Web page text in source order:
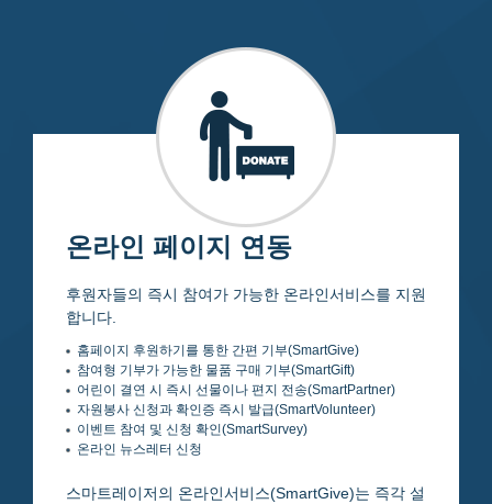
온라인 페이지 연동
후원자들의 즉시 참여가 가능한 온라인서비스를 지원
합니다.
홈페이지 후원하기를 통한 간편 기부(SmartGive)
참여형 기부가 가능한 물품 구매 기부(SmartGift)
어린이 결연 시 즉시 선물이나 편지 전송(SmartPartner)
자원봉사 신청과 확인증 즉시 발급(SmartVolunteer)
이벤트 참여 및 신청 확인(SmartSurvey)
온라인 뉴스레터 신청
스마트레이저의 온라인서비스(SmartGive)는 즉각 설